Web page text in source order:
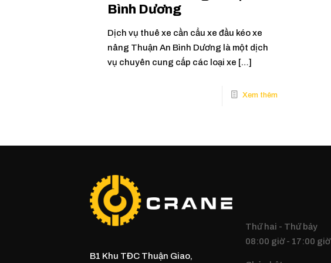
Bình Dương
Dịch vụ thuê xe cần cẩu xe đầu kéo xe
nâng Thuận An Bình Dương là một dịch
vụ chuyên cung cấp các loại xe […]
B1 Khu TĐC Thuận Giao,
Thứ hai - Thứ bảy
08:00 giờ - 17:00 giờ